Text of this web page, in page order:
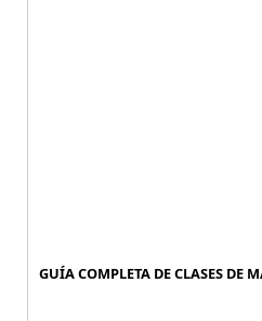
GUÍA COMPLETA DE CLASES DE